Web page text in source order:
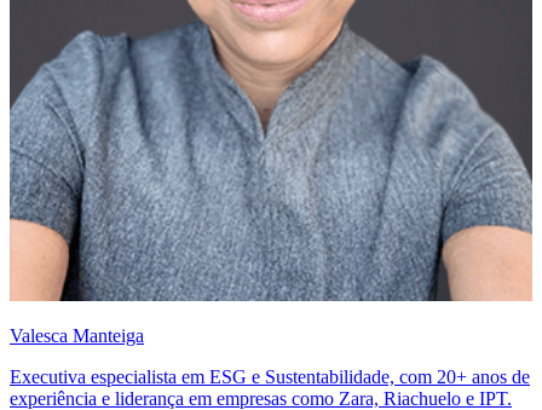
Valesca Manteiga
Executiva especialista em ESG e Sustentabilidade, com 20+ anos de
experiência e liderança em empresas como Zara, Riachuelo e IPT.